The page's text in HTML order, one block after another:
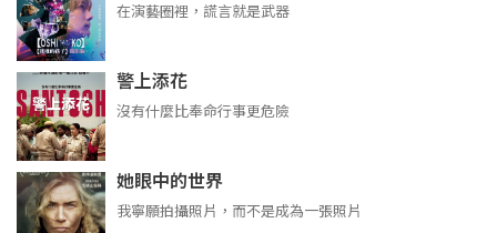
在演藝圈裡，謊言就是武器
警上添花
沒有什麼比奉命行事更危險
她眼中的世界
我寧願拍攝照片，而不是成為一張照片